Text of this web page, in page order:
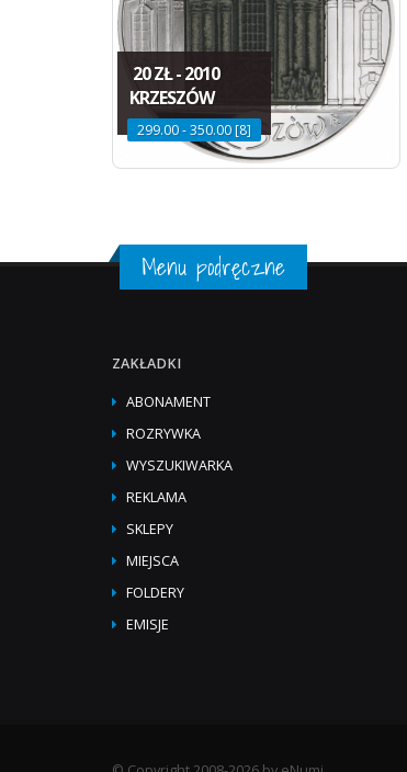
20 ZŁ - 2010
KRZESZÓW
299.00 - 350.00 [8]
Menu podręczne
ZAKŁADKI
ABONAMENT
ROZRYWKA
WYSZUKIWARKA
REKLAMA
SKLEPY
MIEJSCA
FOLDERY
EMISJE